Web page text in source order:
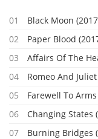
01
Black Moon
02
Paper Blood
03
Affairs Of The
04
Romeo And
05
Farewell To
06
Changing States
07
Burning Bridges